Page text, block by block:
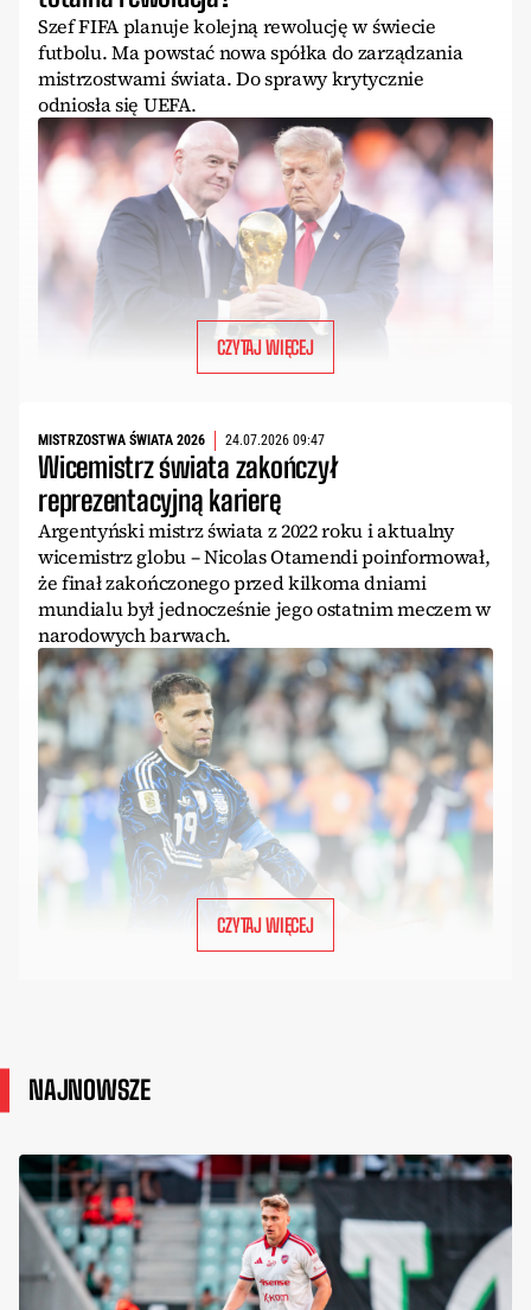
Szef FIFA planuje kolejną rewolucję w świecie
futbolu. Ma powstać nowa spółka do zarządzania
mistrzostwami świata. Do sprawy krytycznie
odniosła się UEFA.
CZYTAJ WIĘCEJ
MISTRZOSTWA ŚWIATA 2026 24.07.2026 09:47
Wicemistrz świata zakończył
reprezentacyjną karierę
Argentyński mistrz świata z 2022 roku i aktualny
wicemistrz globu – Nicolas Otamendi poinformował,
że finał zakończonego przed kilkoma dniami
mundialu był jednocześnie jego ostatnim meczem w
narodowych barwach.
CZYTAJ WIĘCEJ
NAJNOWSZE